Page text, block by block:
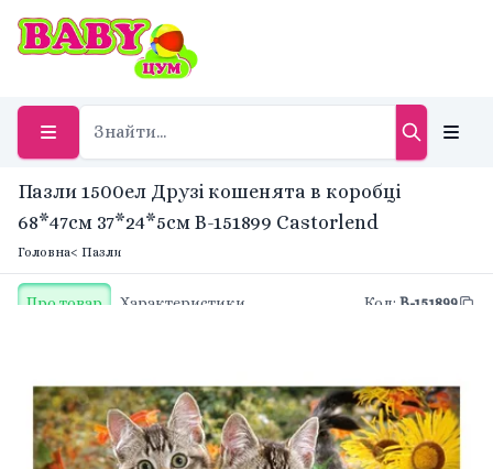
Пазли 1500ел Друзі кошенята в коробці
68*47см 37*24*5см B-151899 Castorlend
Головна< Пазли
Про товар Характеристики Код: B-151899